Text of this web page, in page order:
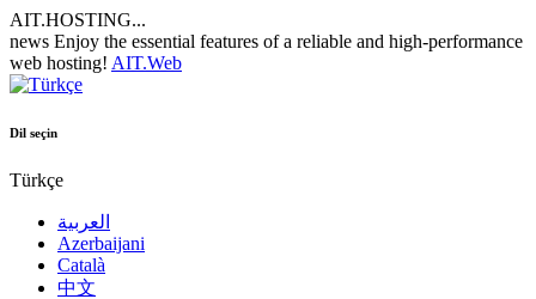
AIT.HOSTING...
news Enjoy the essential features of a reliable and high-performance
web hosting! AIT.Web
Dil seçin
Türkçe
العربية
Azerbaijani
Català
中文